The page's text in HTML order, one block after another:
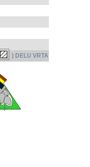
) DELU VRTA